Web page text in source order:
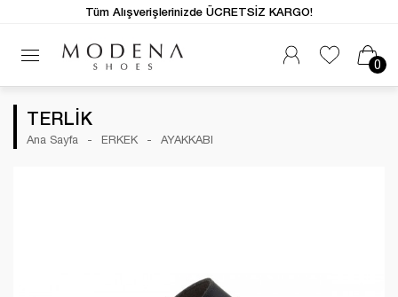
0
Tüm Alışverişlerinizde ÜCRETSİZ KARGO!
TERLİK
Ana Sayfa ERKEK AYAKKABI